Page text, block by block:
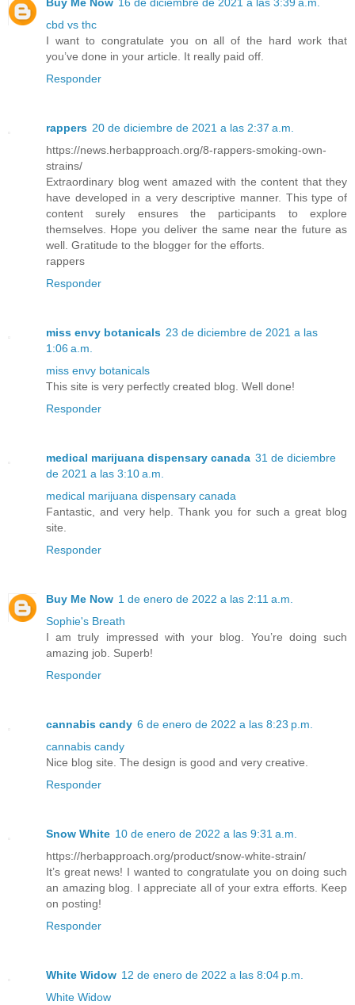
cbd vs thc
I want to congratulate you on all of the hard work that
you’ve done in your article. It really paid off.
Responder
rappers 20 de diciembre de 2021 a las 2:37 a.m.
https://news.herbapproach.org/8-rappers-smoking-own-
strains/
Extraordinary blog went amazed with the content that they
have developed in a very descriptive manner. This type of
content surely ensures the participants to explore
themselves. Hope you deliver the same near the future as
well. Gratitude to the blogger for the efforts.
rappers
Responder
miss envy botanicals 23 de diciembre de 2021 a las
1:06 a.m.
miss envy botanicals
This site is very perfectly created blog. Well done!
Responder
medical marijuana dispensary canada 31 de diciembre
de 2021 a las 3:10 a.m.
medical marijuana dispensary canada
Fantastic, and very help. Thank you for such a great blog
site.
Responder
Buy Me Now 1 de enero de 2022 a las 2:11 a.m.
Sophie's Breath
I am truly impressed with your blog. You’re doing such
amazing job. Superb!
Responder
cannabis candy 6 de enero de 2022 a las 8:23 p.m.
cannabis candy
Nice blog site. The design is good and very creative.
Responder
Snow White 10 de enero de 2022 a las 9:31 a.m.
https://herbapproach.org/product/snow-white-strain/
It’s great news! I wanted to congratulate you on doing such
an amazing blog. I appreciate all of your extra efforts. Keep
on posting!
Responder
White Widow 12 de enero de 2022 a las 8:04 p.m.
White Widow